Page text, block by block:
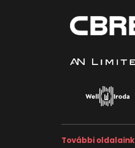
További oldalaink